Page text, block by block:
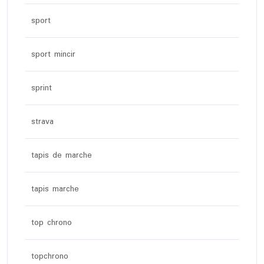
sport
sport mincir
sprint
strava
tapis de marche
tapis marche
top chrono
topchrono